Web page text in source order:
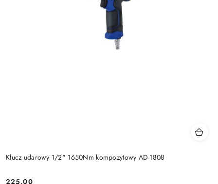
Klucz udarowy 1/2" 1650Nm kompozytowy AD-1808
225.00